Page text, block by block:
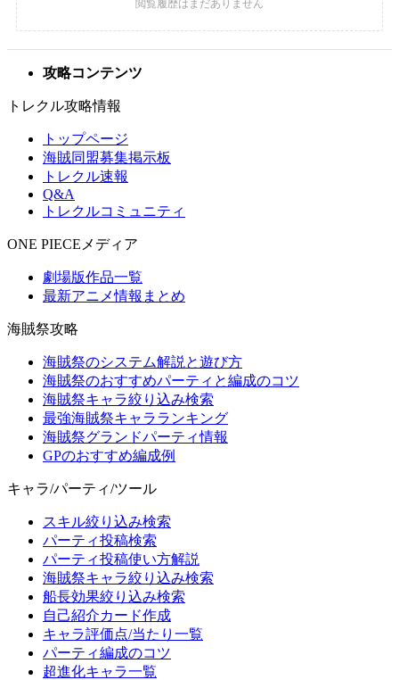
攻略コンテンツ
トレクル攻略情報
トップページ
海賊同盟募集掲示板
トレクル速報
Q&A
トレクルコミュニティ
ONE PIECEメディア
劇場版作品一覧
最新アニメ情報まとめ
海賊祭攻略
海賊祭のシステム解説と遊び方
海賊祭のおすすめパーティと編成のコツ
海賊祭キャラ絞り込み検索
最強海賊祭キャラランキング
海賊祭グランドパーティ情報
GPのおすすめ編成例
キャラ/パーティ/ツール
スキル絞り込み検索
パーティ投稿検索
パーティ投稿使い方解説
海賊祭キャラ絞り込み検索
船長効果絞り込み検索
自己紹介カード作成
キャラ評価点/当たり一覧
パーティ編成のコツ
超進化キャラ一覧